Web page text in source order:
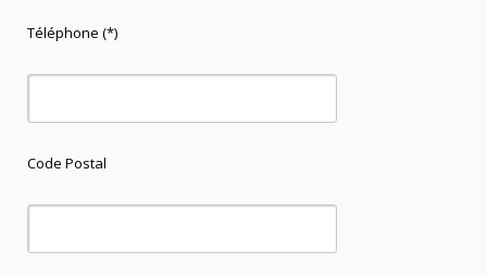
Téléphone (*)
Code Postal